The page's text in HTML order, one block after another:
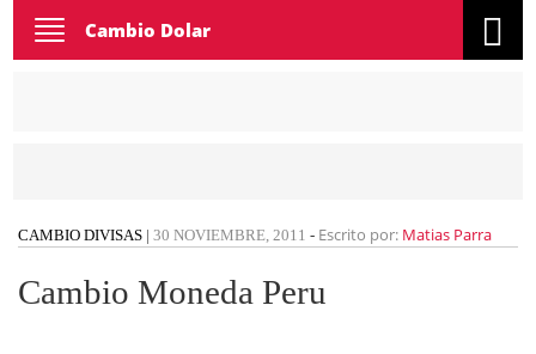
Toggle
navigation
Cambio Dolar
CAMBIO DIVISAS | 30 NOVIEMBRE, 2011 - Escrito por: Matias Parra
Cambio Moneda Peru